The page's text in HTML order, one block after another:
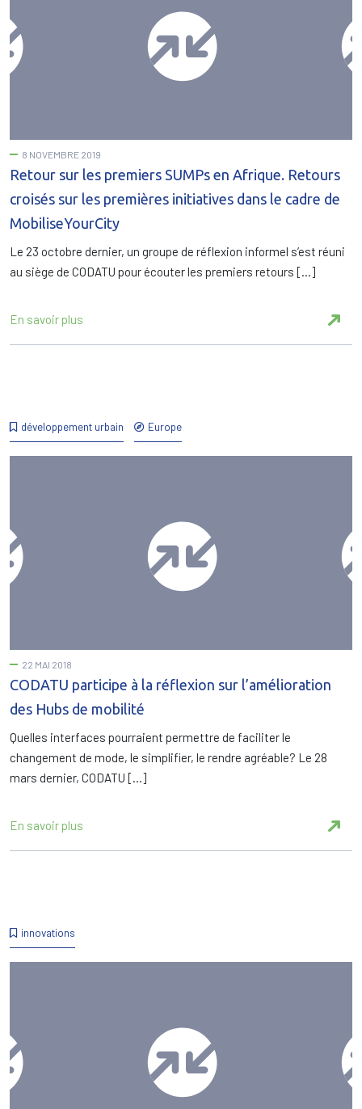
8 NOVEMBRE 2019
Retour sur les premiers SUMPs en Afrique. Retours
croisés sur les premières initiatives dans le cadre de
MobiliseYourCity
Le 23 octobre dernier, un groupe de réflexion informel s’est réuni
au siège de CODATU pour écouter les premiers retours […]
En savoir plus
développement urbain Europe
22 MAI 2018
CODATU participe à la réflexion sur l’amélioration
des Hubs de mobilité
Quelles interfaces pourraient permettre de faciliter le
changement de mode, le simplifier, le rendre agréable? Le 28
mars dernier, CODATU […]
En savoir plus
innovations